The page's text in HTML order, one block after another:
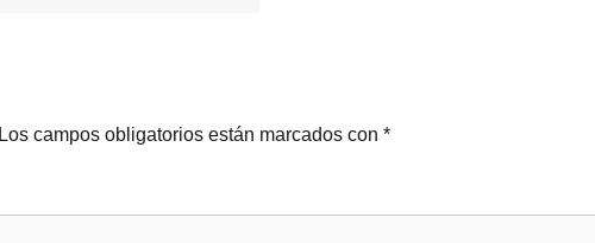
Los campos obligatorios están marcados con *